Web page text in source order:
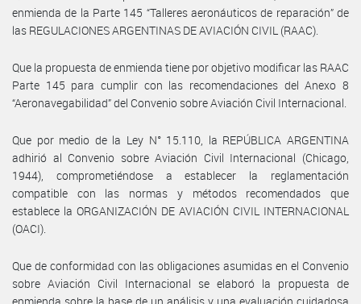
enmienda de la Parte 145 “Talleres aeronáuticos de reparación” de
las REGULACIONES ARGENTINAS DE AVIACIÓN CIVIL (RAAC).
Que la propuesta de enmienda tiene por objetivo modificar las RAAC
Parte 145 para cumplir con las recomendaciones del Anexo 8
“Aeronavegabilidad” del Convenio sobre Aviación Civil Internacional.
Que por medio de la Ley N° 15.110, la REPÚBLICA ARGENTINA
adhirió al Convenio sobre Aviación Civil Internacional (Chicago,
1944), comprometiéndose a establecer la reglamentación
compatible con las normas y métodos recomendados que
establece la ORGANIZACIÓN DE AVIACIÓN CIVIL INTERNACIONAL
(OACI).
Que de conformidad con las obligaciones asumidas en el Convenio
sobre Aviación Civil Internacional se elaboró la propuesta de
enmienda sobre la base de un análisis y una evaluación cuidadosa